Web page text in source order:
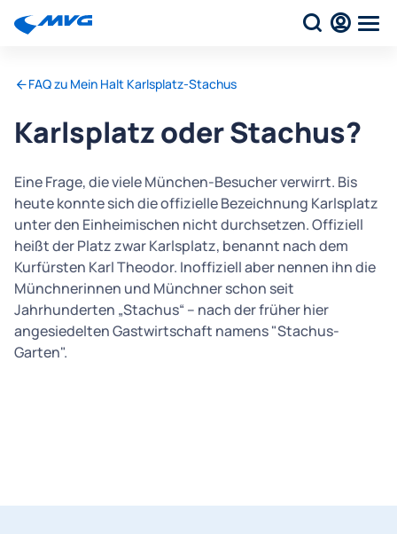
FAQ zu Mein Halt Karlsplatz-Stachus
Karlsplatz oder Stachus?
Eine Frage, die viele München-Besucher verwirrt. Bis
heute konnte sich die offizielle Bezeichnung Karlsplatz
unter den Einheimischen nicht durchsetzen. Offiziell
heißt der Platz zwar Karlsplatz, benannt nach dem
Kurfürsten Karl Theodor. Inoffiziell aber nennen ihn die
Münchnerinnen und Münchner schon seit
Jahrhunderten „Stachus“ – nach der früher hier
angesiedelten Gastwirtschaft namens "Stachus-
Garten".